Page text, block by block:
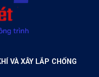
VÀ XÂY LẮP CHỐNG